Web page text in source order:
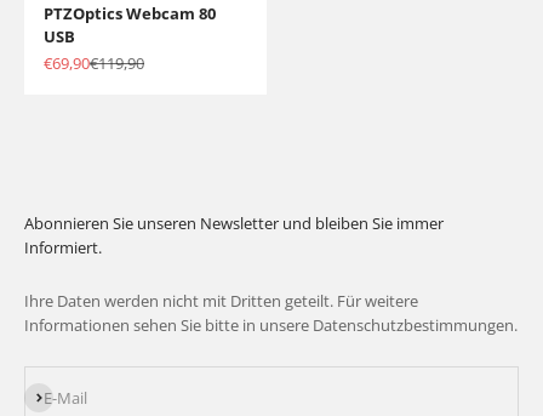
PTZOptics Webcam 80
USB
Angebot
€69,90Regulärer Preis
€119,90
Abonnieren Sie unseren Newsletter und bleiben Sie immer
Informiert.
Ihre Daten werden nicht mit Dritten geteilt. Für weitere
Informationen sehen Sie bitte in unsere Datenschutzbestimmungen.
E-Mail
Abonnieren